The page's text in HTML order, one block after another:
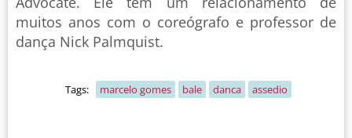
muitos anos com o coreógrafo e professor de
dança Nick Palmquist.
Tags: marcelo gomes bale danca assedio